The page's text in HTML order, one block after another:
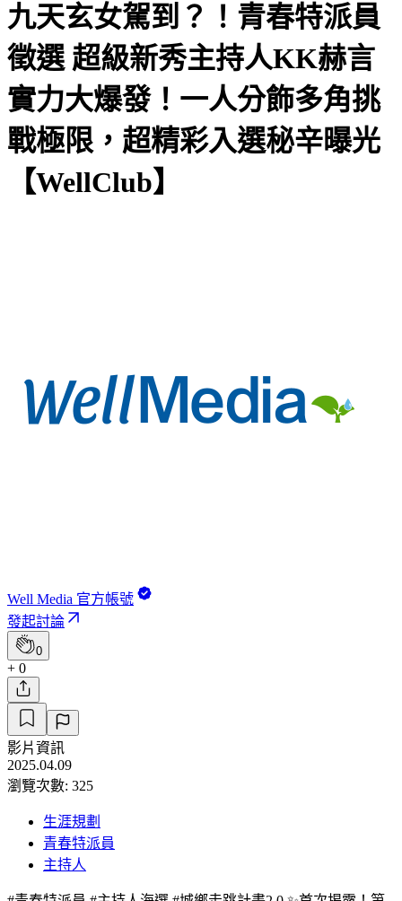
九天玄女駕到？！青春特派員
徵選 超級新秀主持人KK赫言
實力大爆發！一人分飾多角挑
戰極限，超精彩入選秘辛曝光
【WellClub】
Well Media 官方帳號
發起討論
0
+ 0
影片資訊
2025.04.09
瀏覽次數: 325
生涯規劃
青春特派員
主持人